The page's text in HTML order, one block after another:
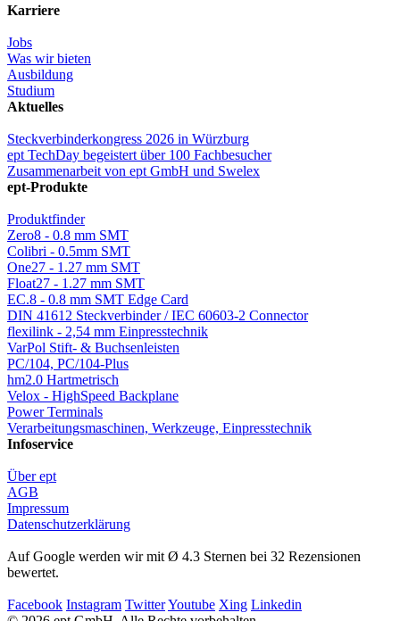
Karriere
Jobs
Was wir bieten
Ausbildung
Studium
Aktuelles
Steckverbinderkongress 2026 in Würzburg
ept TechDay begeistert über 100 Fachbesucher
Zusammenarbeit von ept GmbH und Swelex
ept-Produkte
Produktfinder
Zero8 - 0.8 mm SMT
Colibri - 0.5mm SMT
One27 - 1.27 mm SMT
Float27 - 1.27 mm SMT
EC.8 - 0.8 mm SMT Edge Card
DIN 41612 Steckverbinder / IEC 60603-2 Connector
flexilink - 2,54 mm Einpresstechnik
VarPol Stift- & Buchsenleisten
PC/104, PC/104-Plus
hm2.0 Hartmetrisch
Velox - HighSpeed Backplane
Power Terminals
Verarbeitungsmaschinen, Werkzeuge, Einpresstechnik
Infoservice
Über ept
AGB
Impressum
Datenschutzerklärung
Auf Google werden wir mit Ø 4.3 Sternen bei 32 Rezensionen
bewertet.
Facebook Instagram TwitterYoutube Xing Linkedin